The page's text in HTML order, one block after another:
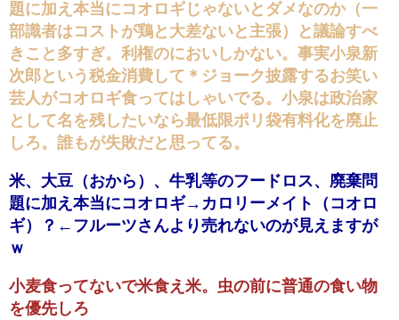
題に加え本当にコオロギじゃないとダメなのか（一
部識者はコストが鶏と大差ないと主張）と議論すべ
きこと多すぎ。利権のにおいしかない。事実小泉新
次郎という税金消費して＊ジョーク披露するお笑い
芸人がコオロギ食ってはしゃいでる。小泉は政治家
として名を残したいなら最低限ポリ袋有料化を廃止
しろ。誰もが失敗だと思ってる。
米、大豆（おから）、牛乳等のフードロス、廃棄問
題に加え本当にコオロギ→カロリーメイト（コオロ
ギ）？←フルーツさんより売れないのが見えますが
ｗ
小麦食ってないで米食え米。虫の前に普通の食い物
を優先しろ